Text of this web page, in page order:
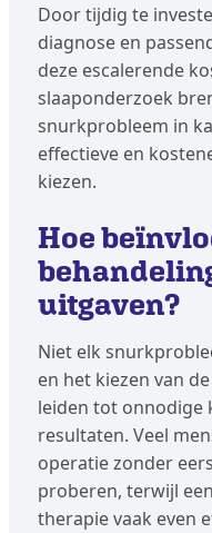
Door tijdig te
diagnose en
deze escalerende
slaaponderzoek
snurkprobleem in
effectieve en
kiezen.
Hoe
uitgaven?
Niet elk
en het kiezen van
leiden tot onnodige
resultaten. Veel
operatie zonder
proberen, terwijl
therapie vaak even